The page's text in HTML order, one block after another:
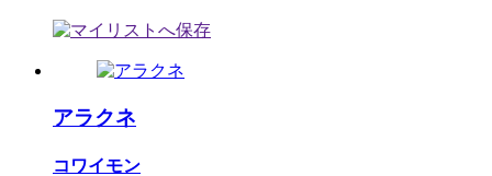
アラクネ
コワイモン